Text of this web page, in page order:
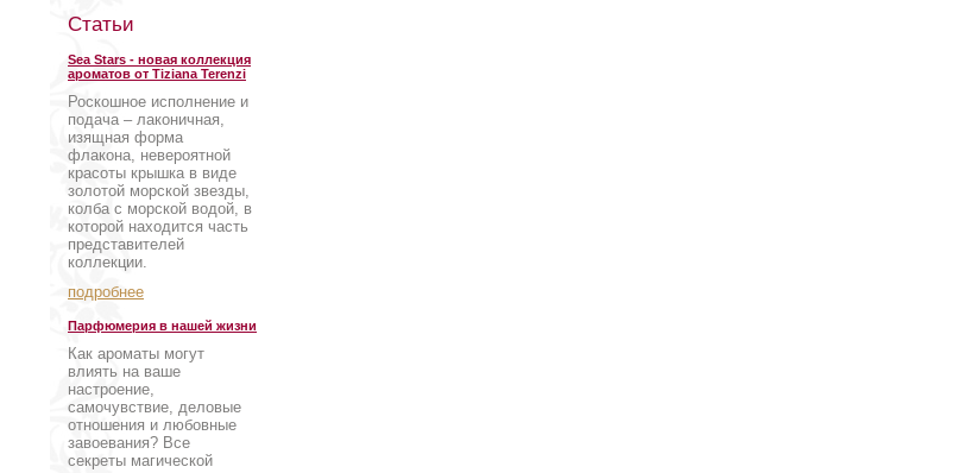
Статьи
Sea Stars - новая коллекция
ароматов от Tiziana Terenzi
Роскошное исполнение и
подача – лаконичная,
изящная форма
флакона, невероятной
красоты крышка в виде
золотой морской звезды,
колба с морской водой, в
которой находится часть
представителей
коллекции.
подробнее
Парфюмерия в нашей жизни
Как ароматы могут
влиять на ваше
настроение,
самочувствие, деловые
отношения и любовные
завоевания? Все
секреты магической